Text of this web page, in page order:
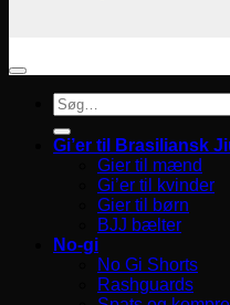
Søg
efter:
Gi’er til Brasiliansk
Gier til mænd
Gi’er til kvinder
Gier til børn
BJJ bælter
No-gi
No Gi Shorts
Rashguards